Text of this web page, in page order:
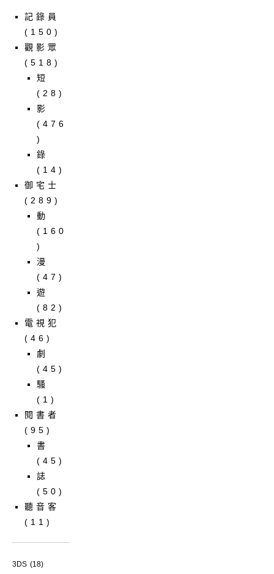
記錄員
(150)
觀影眾
(518)
短
(28)
影
(476
)
錄
(14)
御宅士
(289)
動
(160
)
漫
(47)
遊
(82)
電視犯
(46)
劇
(45)
騷
(1)
閱書者
(95)
書
(45)
誌
(50)
聽音客
(11)
3DS (18)